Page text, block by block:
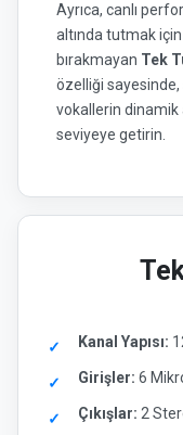
Ayrıca, canlı
altında tutmak
bırakmayan Tek
özelliği
vokallerin dinamik
seviyeye getirin.
Kanal Yapısı:
Girişler: 6
Çıkışlar: 2